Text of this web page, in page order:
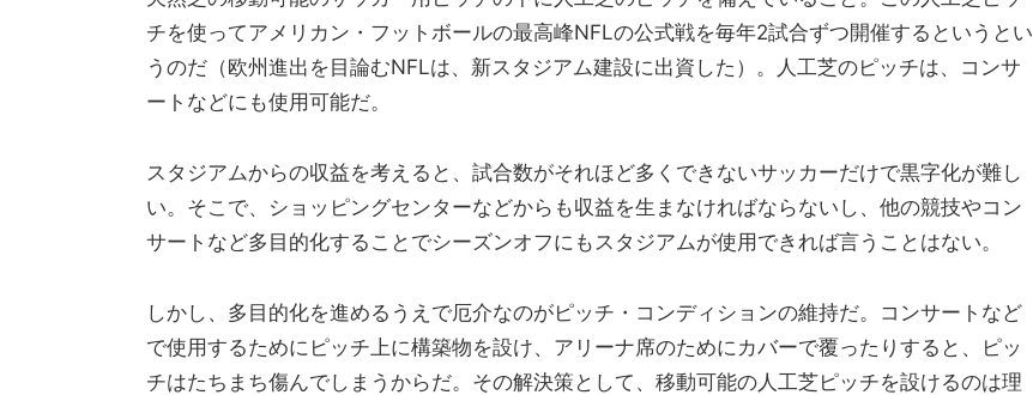
チを使ってアメリカン・フットボールの最高峰NFLの公式戦を毎年2試合ずつ開催するというとい
うのだ（欧州進出を目論むNFLは、新スタジアム建設に出資した）。人工芝のピッチは、コンサ
ートなどにも使用可能だ。
スタジアムからの収益を考えると、試合数がそれほど多くできないサッカーだけで黒字化が難し
い。そこで、ショッピングセンターなどからも収益を生まなければならないし、他の競技やコン
サートなど多目的化することでシーズンオフにもスタジアムが使用できれば言うことはない。
しかし、多目的化を進めるうえで厄介なのがピッチ・コンディションの維持だ。コンサートなど
で使用するためにピッチ上に構築物を設け、アリーナ席のためにカバーで覆ったりすると、ピッ
チはたちまち傷んでしまうからだ。その解決策として、移動可能の人工芝ピッチを設けるのは理